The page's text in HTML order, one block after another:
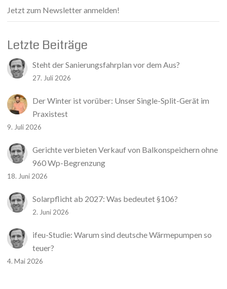
Jetzt zum Newsletter anmelden!
Letzte Beiträge
Steht der Sanierungsfahrplan vor dem Aus?
27. Juli 2026
Der Winter ist vorüber: Unser Single-Split-Gerät im
Praxistest
9. Juli 2026
Gerichte verbieten Verkauf von Balkonspeichern ohne
960 Wp-Begrenzung
18. Juni 2026
Solarpflicht ab 2027: Was bedeutet §106?
2. Juni 2026
ifeu-Studie: Warum sind deutsche Wärmepumpen so
teuer?
4. Mai 2026